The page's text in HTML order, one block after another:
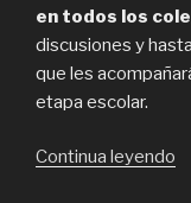
en todos los
discusiones y
que les
etapa escolar.
Continua leyendo